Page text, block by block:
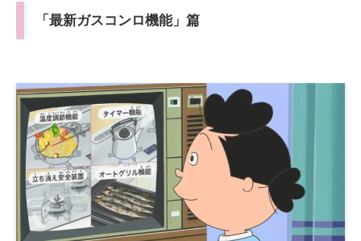
「最新ガスコンロ機能」篇